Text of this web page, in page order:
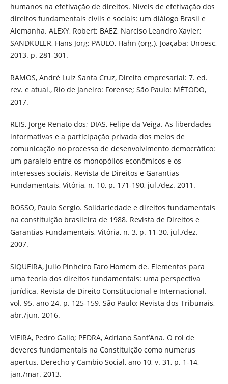
humanos na efetivação de direitos. Níveis de efetivação dos
direitos fundamentais civils e sociais: um diálogo Brasil e
Alemanha. ALEXY, Robert; BAEZ, Narciso Leandro Xavier;
SANDKÜLER, Hans Jörg; PAULO, Hahn (org.). Joaçaba: Unoesc,
2013. p. 281-301.
RAMOS, André Luiz Santa Cruz, Direito empresarial: 7. ed.
rev. e atual., Rio de Janeiro: Forense; São Paulo: MÉTODO,
2017.
REIS, Jorge Renato dos; DIAS, Felipe da Veiga. As liberdades
informativas e a participação privada dos meios de
comunicação no processo de desenvolvimento democrático:
um paralelo entre os monopólios econômicos e os
interesses sociais. Revista de Direitos e Garantias
Fundamentais, Vitória, n. 10, p. 171-190, jul./dez. 2011.
ROSSO, Paulo Sergio. Solidariedade e direitos fundamentais
na constituição brasileira de 1988. Revista de Direitos e
Garantias Fundamentais, Vitória, n. 3, p. 11-30, jul./dez.
2007.
SIQUEIRA, Julio Pinheiro Faro Homem de. Elementos para
uma teoria dos direitos fundamentais: uma perspectiva
jurídica. Revista de Direito Constitucional e Internacional.
vol. 95. ano 24. p. 125-159. São Paulo: Revista dos Tribunais,
abr./jun. 2016.
VIEIRA, Pedro Gallo; PEDRA, Adriano Sant’Ana. O rol de
deveres fundamentais na Constituição como numerus
apertus. Derecho y Cambio Social, ano 10, v. 31, p. 1-14,
jan./mar. 2013.